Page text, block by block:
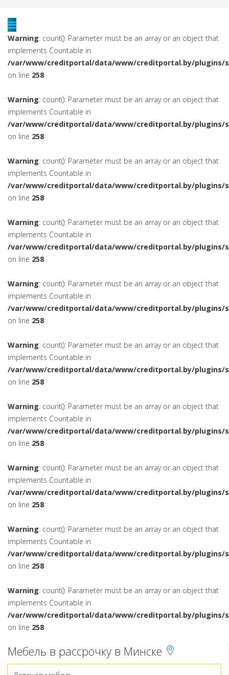
Warning: count(): Parameter must be an array or an object that
implements Countable in
/var/www/creditportal/data/www/creditportal.by/plugins/
on line 258
Warning: count(): Parameter must be an array or an object that
implements Countable in
/var/www/creditportal/data/www/creditportal.by/plugins/
on line 258
Warning: count(): Parameter must be an array or an object that
implements Countable in
/var/www/creditportal/data/www/creditportal.by/plugins/
on line 258
Warning: count(): Parameter must be an array or an object that
implements Countable in
/var/www/creditportal/data/www/creditportal.by/plugins/
on line 258
Warning: count(): Parameter must be an array or an object that
implements Countable in
/var/www/creditportal/data/www/creditportal.by/plugins/
on line 258
Warning: count(): Parameter must be an array or an object that
implements Countable in
/var/www/creditportal/data/www/creditportal.by/plugins/
on line 258
Warning: count(): Parameter must be an array or an object that
implements Countable in
/var/www/creditportal/data/www/creditportal.by/plugins/
on line 258
Warning: count(): Parameter must be an array or an object that
implements Countable in
/var/www/creditportal/data/www/creditportal.by/plugins/
on line 258
Warning: count(): Parameter must be an array or an object that
implements Countable in
/var/www/creditportal/data/www/creditportal.by/plugins/
on line 258
Warning: count(): Parameter must be an array or an object that
implements Countable in
/var/www/creditportal/data/www/creditportal.by/plugins/
on line 258
Мебель в рассрочку в Минске